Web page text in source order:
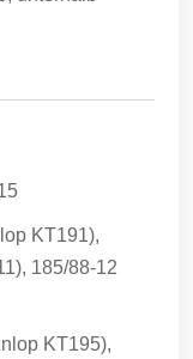
KT191),
185/88-12
KT195),